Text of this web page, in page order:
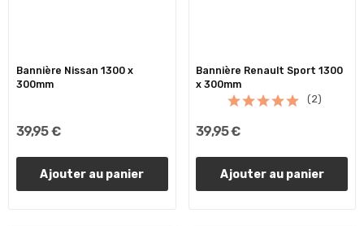
Bannière Nissan 1300 x
300mm
39,95 €
Ajouter au panier
Bannière Renault Sport 1300
x 300mm
(2)
39,95 €
Ajouter au panier